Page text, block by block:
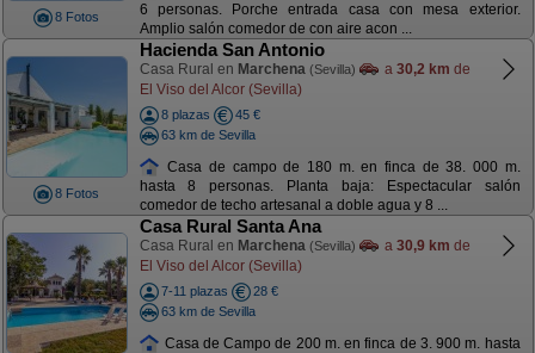
8 Fotos
6 personas. Porche entrada casa con mesa exterior.
Amplio salón comedor de con aire acon ...
8 Fotos
Hacienda San Antonio
Casa Rural en Marchena (Sevilla) a 30,2 km de
El Viso del Alcor (Sevilla)
8 plazas
45 €
63 km de Sevilla
Casa de campo de 180 m. en finca de 38. 000 m.
hasta 8 personas. Planta baja: Espectacular salón
comedor de techo artesanal a doble agua y 8 ...
Casa Rural Santa Ana
Casa Rural en Marchena (Sevilla) a 30,9 km de
El Viso del Alcor (Sevilla)
7-11 plazas
28 €
63 km de Sevilla
Casa de Campo de 200 m. en finca de 3. 900 m. hasta